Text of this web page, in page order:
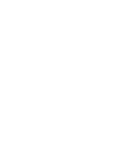
Black